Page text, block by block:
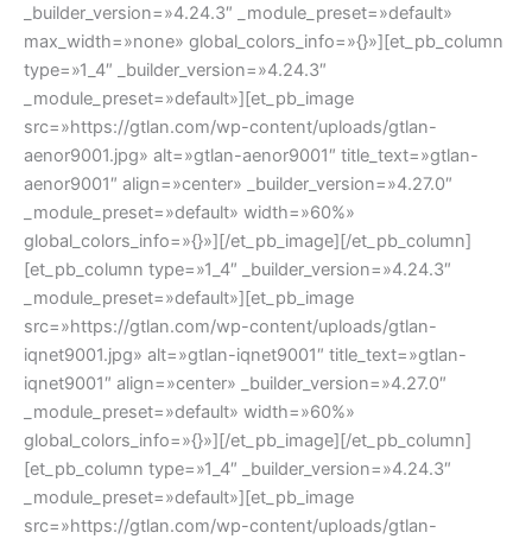
_builder_version=»4.24.3″ _module_preset=»default»
max_width=»none» global_colors_info=»{}»][et_pb_column
type=»1_4″ _builder_version=»4.24.3″
_module_preset=»default»][et_pb_image
src=»https://gtlan.com/wp-content/uploads/gtlan-
aenor9001.jpg» alt=»gtlan-aenor9001″ title_text=»gtlan-
aenor9001″ align=»center» _builder_version=»4.27.0″
_module_preset=»default» width=»60%»
global_colors_info=»{}»][/et_pb_image][/et_pb_column]
[et_pb_column type=»1_4″ _builder_version=»4.24.3″
_module_preset=»default»][et_pb_image
src=»https://gtlan.com/wp-content/uploads/gtlan-
iqnet9001.jpg» alt=»gtlan-iqnet9001″ title_text=»gtlan-
iqnet9001″ align=»center» _builder_version=»4.27.0″
_module_preset=»default» width=»60%»
global_colors_info=»{}»][/et_pb_image][/et_pb_column]
[et_pb_column type=»1_4″ _builder_version=»4.24.3″
_module_preset=»default»][et_pb_image
src=»https://gtlan.com/wp-content/uploads/gtlan-